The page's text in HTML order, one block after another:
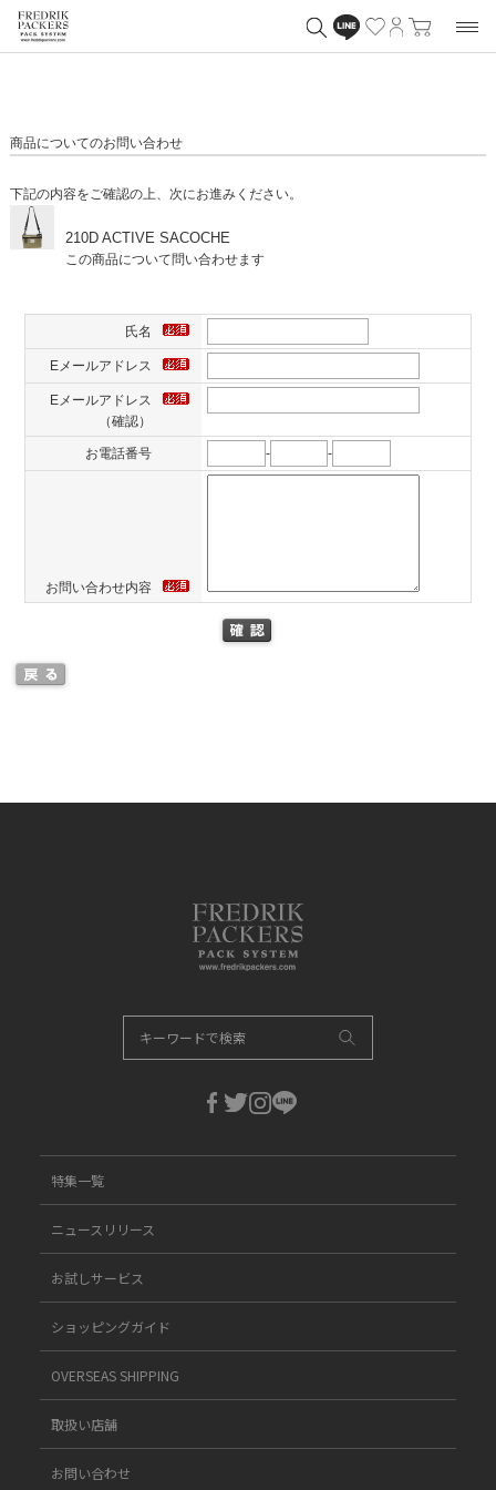
商品についてのお問い合わせ
下記の内容をご確認の上、次にお進みください。
210D ACTIVE SACOCHE
この商品について問い合わせます
氏名
Eメールアドレス
Eメールアドレス
（確認）
お電話番号 - -
お問い合わせ内容
特集一覧
ニュースリリース
お試しサービス
ショッピングガイド
OVERSEAS SHIPPING
取扱い店舗
お問い合わせ